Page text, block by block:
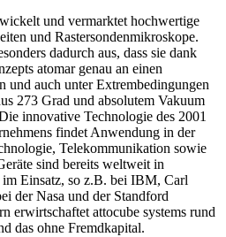
und vermarktet hochwertige
und Rastersondenmikroskope.
dadurch aus, dass sie dank
atomar genau an einen
und auch unter Extrembedingungen
273 Grad und absolutem Vakuum
innovative Technologie des 2001
findet Anwendung in der
Telekommunikation sowie
sind bereits weltweit in
Einsatz, so z.B. bei IBM, Carl
der Nasa und der Standford
erwirtschaftet attocube systems rund
das ohne Fremdkapital.